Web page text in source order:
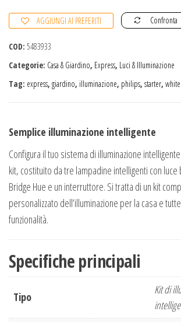
5
AGGIUNGI AI PREFERITI Confronta
COD: 5483933
Categorie: Casa & Giardino, Express, Luci & Illuminazione
Tag: express, giardino, illuminazione, philips, starter, white
Semplice illuminazione intelligente
Configura il tuo sistema di illuminazione
kit, costituito da tre lampadine intelligenti con luce
Bridge Hue e un interruttore. Si tratta di un kit
personalizzato dell’illuminazione per la casa e
funzionalità.
Specifiche principali
Tipo
Kit di